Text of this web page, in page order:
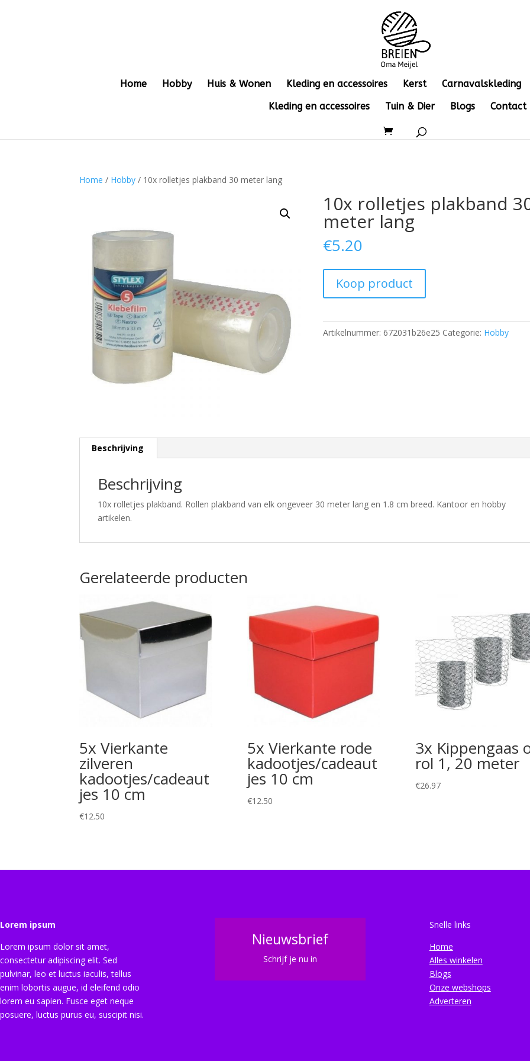
Home Hobby Huis & Wonen Kleding en accessoires Kerst
Carnavalskleding
Kleding en accessoires
Tuin & Dier Blogs Contact
Home / Hobby / 10x rolletjes plakband 30 meter lang
10x rolletjes plakband
meter lang
€5.20
Koop product
Artikelnummer:672031b26e25 Categorie: Hobby
Beschrijving
Beschrijving
10x rolletjes plakband. Rollen plakband van elk ongeveer 30 meter lang en 1.8 cm breed. Kantoor en hobby
artikelen.
Gerelateerde producten
5x Vierkante
zilveren
kadootjes/cadeaut
jes 10 cm
€12.50
5x Vierkante rode
kadootjes/cadeaut
jes 10 cm
€12.50
3x Kippengaas
rol 1, 20 meter
€26.97
Lorem ipsum
Lorem ipsum dolor sit amet,
consectetur adipiscing elit. Sed
pulvinar, leo et luctus iaculis, tellus
enim lobortis augue, id eleifend odio
lorem eu sapien. Fusce eget neque
posuere, luctus purus eu, suscipit nisi.
Nieuwsbrief
Schrijf je nu in
Snelle links
Home
Alles winkelen
Blogs
Onze webshops
Adverteren